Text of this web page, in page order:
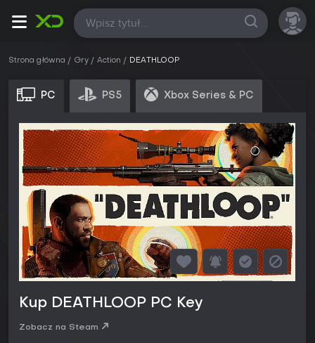
Wszystkie
Strona główna Gry Action DEATHLOOP
PC PS5 Xbox Series & PC
Kup DEATHLOOP PC Key
Zobacz na Steam